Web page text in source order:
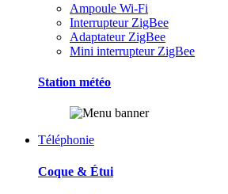
Ampoule Wi-Fi
Interrupteur ZigBee
Adaptateur ZigBee
Mini interrupteur ZigBee
Station météo
Téléphonie
Coque & Étui